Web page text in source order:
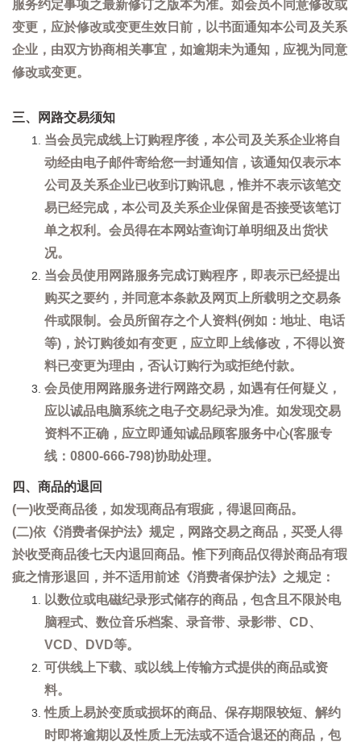
服务约定事项之最新修订之版本为准。如会员不同意修改或
变更，应於修改或变更生效日前，以书面通知本公司及关系
企业，由双方协商相关事宜，如逾期未为通知，应视为同意
修改或变更。
三、网路交易须知
当会员完成线上订购程序後，本公司及关系企业将自
动经由电子邮件寄给您一封通知信，该通知仅表示本
公司及关系企业已收到订购讯息，惟并不表示该笔交
易已经完成，本公司及关系企业保留是否接受该笔订
单之权利。会员得在本网站查询订单明细及出货状
况。
当会员使用网路服务完成订购程序，即表示已经提出
购买之要约，并同意本条款及网页上所载明之交易条
件或限制。会员所留存之个人资料(例如：地址、电话
等)，於订购後如有变更，应立即上线修改，不得以资
料已变更为理由，否认订购行为或拒绝付款。
会员使用网路服务进行网路交易，如遇有任何疑义，
应以诚品电脑系统之电子交易纪录为准。如发现交易
资料不正确，应立即通知诚品顾客服务中心(客服专
线：0800-666-798)协助处理。
四、商品的退回
(一)收受商品後，如发现商品有瑕疵，得退回商品。
(二)依《消费者保护法》规定，网路交易之商品，买受人得
於收受商品後七天内退回商品。惟下列商品仅得於商品有瑕
疵之情形退回，并不适用前述《消费者保护法》之规定：
以数位或电磁纪录形式储存的商品，包含且不限於电
脑程式、数位音乐档案、录音带、录影带、CD、
VCD、DVD等。
可供线上下载、或以线上传输方式提供的商品或资
料。
性质上易於变质或损坏的商品、保存期限较短、解约
时即将逾期以及性质上无法或不适合退还的商品，包